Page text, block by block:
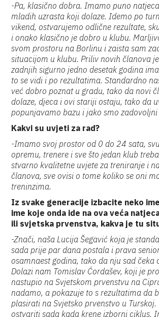
-Pa, klasično dobra. Imamo puno
mladih uzrasta koji dolaze. Idemo po
vikend, ostvarujemo odlične rezultate,
i onako klasično je dobro u klubu.
svom prostoru na Borlinu i zaista sam
situacijom u klubu. Priliv novih članova
zadnjih sigurno jedno desetak godina
to se vidi i po rezultatima. Standardno
već dobro poznat u gradu, tako da novi
dolaze, djeca i ovi stariji ostaju, tako da
popunjavamo bazu i jako smo zadovoljni
Kakvi su uvjeti za rad?
-Imamo svoj prostor od 0 do 24 sata,
opremu, trenere i sve što jedan klub
stvarno kvalitetne uvjete za treniranje i
članova, sve ovisi o tome koliko se oni
treninzima.
Iz svake generacije izbacite neko
ime koje onda ide na ova veća
ili svjetska prvenstva, kakva je tu
-Znači, naša Lucija Šegavić koja je
sada prije par dana postala i prava
osamnaest godina, tako da nju sad čeka
Dolazi nam Tomislav Ćordašev, koji je
nastupio na Svjetskom prvenstvu na
nadamo, a pokazuje to s rezultatima da
plasirati na Svjetsko prvenstvo u Turskoj.
ostvariti sada kada krene izborni ciklus.